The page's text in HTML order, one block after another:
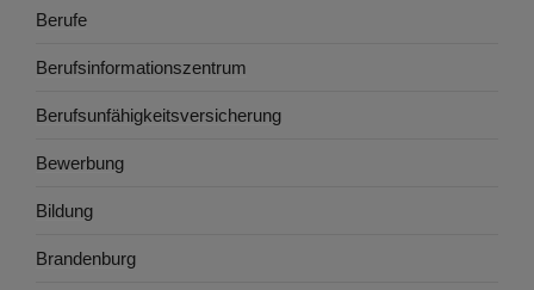
Berufe
Berufsinformationszentrum
Berufsunfähigkeitsversicherung
Bewerbung
Bildung
Brandenburg